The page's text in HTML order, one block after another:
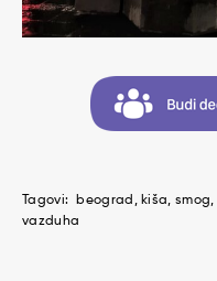
Tagovi: beograd kiša smog
vazduha